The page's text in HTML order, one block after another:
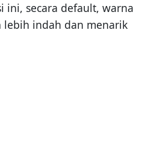
ini, secara default, warna
lebih indah dan menarik